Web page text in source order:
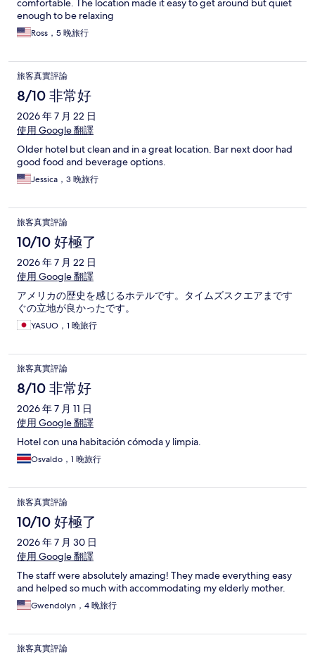
comfortable. The location made it easy to get around but quiet
enough to be relaxing
Ross，5 晚旅行
旅客真實評論
8/10 非常好
2026 年 7 月 22 日
使用 Google 翻譯
Older hotel but clean and in a great location. Bar next door had
good food and beverage options.
Jessica，3 晚旅行
旅客真實評論
10/10 好極了
2026 年 7 月 22 日
使用 Google 翻譯
アメリカの歴史を感じるホテルです。タイムズスクエアまです
ぐの立地が良かったです。
YASUO，1 晚旅行
旅客真實評論
8/10 非常好
2026 年 7 月 11 日
使用 Google 翻譯
Hotel con una habitación cómoda y limpia.
Osvaldo，1 晚旅行
旅客真實評論
10/10 好極了
2026 年 7 月 30 日
使用 Google 翻譯
The staff were absolutely amazing! They made everything easy
and helped so much with accommodating my elderly mother.
Gwendolyn，4 晚旅行
旅客真實評論